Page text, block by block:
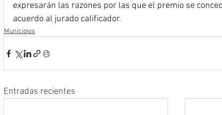
expresarán las razones por las que el premio se
acuerdo al jurado calificador.
Municipios
Entradas recientes